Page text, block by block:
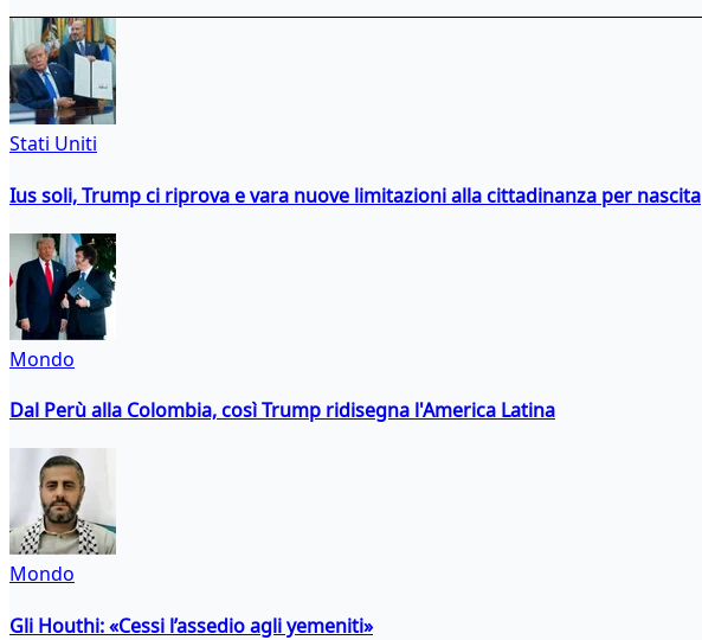
Stati Uniti
Ius soli, Trump ci riprova e vara nuove limitazioni alla cittadinanza per nascita
Mondo
Dal Perù alla Colombia, così Trump ridisegna l'America Latina
Mondo
Gli Houthi: «Cessi l’assedio agli yemeniti»